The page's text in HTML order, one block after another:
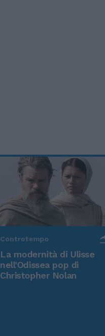
Controtempo
La modernità di Ulisse
nell'Odissea pop di
Christopher Nolan